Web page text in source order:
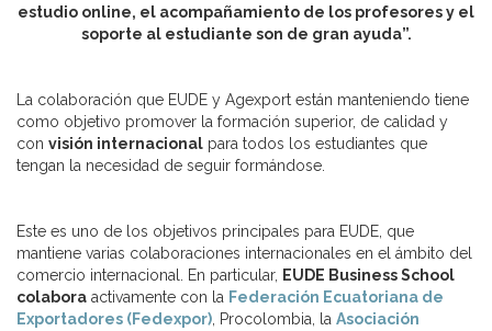
estudio online, el acompañamiento de los profesores y el
soporte al estudiante son de gran ayuda”.
La colaboración que EUDE y Agexport están manteniendo tiene
como objetivo promover la formación superior, de calidad y
con visión internacional para todos los estudiantes que
tengan la necesidad de seguir formándose.
Este es uno de los objetivos principales para EUDE, que
mantiene varias colaboraciones internacionales en el ámbito del
comercio internacional. En particular, EUDE Business School
colabora activamente con la Federación Ecuatoriana de
Exportadores (Fedexpor) , Procolombia, la Asociación